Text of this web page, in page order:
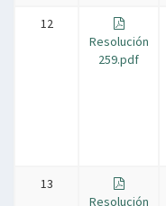
12
Resolución
259.pdf
13
Resolución